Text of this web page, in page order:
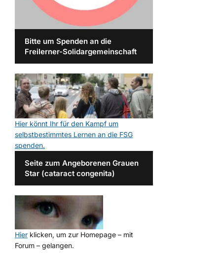
Bitte um Spenden an die
Freilerner-Solidargemeinschaft
Hier könnt Ihr für den Kampf um
selbstbestimmtes Lernen an die FSG
spenden.
Seite zum Angeborenen Grauen
Star (cataract congenita)
Hier klicken, um zur Homepage – mit
Forum – gelangen.